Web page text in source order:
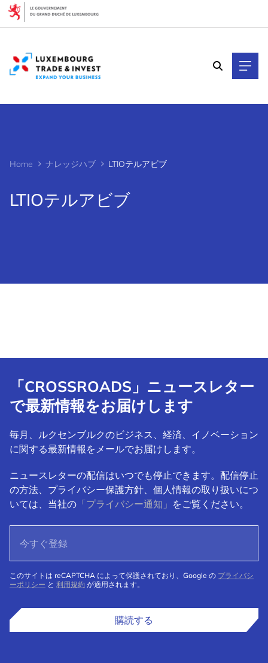
Home ナレッジハブ LTIOテルアビブ
LTIOテルアビブ
「CROSSROADS」ニュースレター
で最新情報をお届けします
毎月、ルクセンブルクのビジネス、経済、イノベーション
に関する最新情報をメールでお届けします。
ニュースレターの配信はいつでも停止できます。配信停止
の方法、プライバシー保護方針、個人情報の取り扱いにつ
いては、当社の 「プライバシー通知」 をご覧ください。
このサイトは reCAPTCHA によって保護されており、Google の プライバシ
ーポリシー と 利用規約 が適用されます。
購読する
Cookies management panel